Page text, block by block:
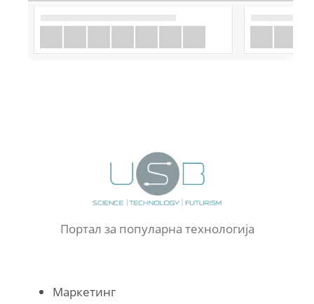
Портал за популарна технологија
Маркетинг